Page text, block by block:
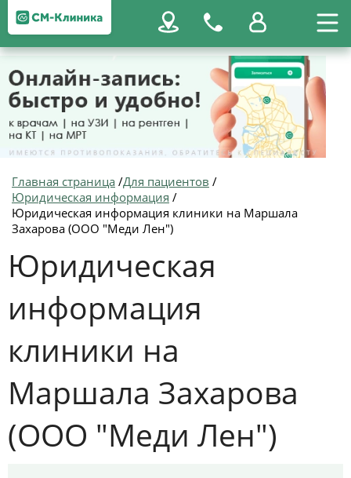
Главная страница /Для пациентов /
Юридическая информация /
Юридическая информация клиники на Маршала
Захарова (ООО "Меди Лен")
Юридическая
информация
клиники на
Маршала Захарова
(ООО "Меди Лен")